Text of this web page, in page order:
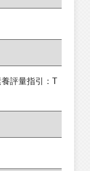
養評量指引：T